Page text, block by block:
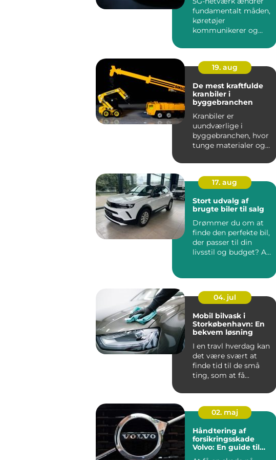
fundamentalt måden,
køretøjer
kommunikerer og
19. aug
De mest kraftfulde
kranbiler i
byggebranchen
Kranbiler er
uundværlige i
byggebranchen, hvor
tunge materialer og
skal f...
17. aug
Stort udvalg af
brugte biler til salg
Drømmer du om at
finde den perfekte bil,
der passer til din
livsstil og budget? At
04. jul
Mobil bilvask i
Storkøbenhavn: En
bekvem løsning
I en travl hverdag kan
det være svært at
finde tid til de små
ting, som at få...
02. maj
Håndtering af
forsikringsskade
Volvo: En guide til